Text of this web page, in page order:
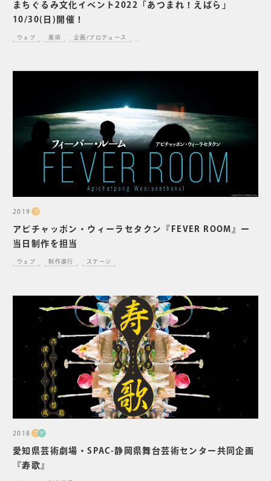
まちぐるみ文化イベント2022「あつまれ！えばら」
10/30(日)開催！
ウェブ 美術 企画/プロデュース
アピチャッポン・ウィーラセタクン『FEVER ROOM』ー
当日制作を担当
2019 プ
ウェブ 制作進行 ステージ
愛知県芸術劇場・SPAC-静岡県舞台芸術センター共同企画
『寿歌』
2018 プ デ